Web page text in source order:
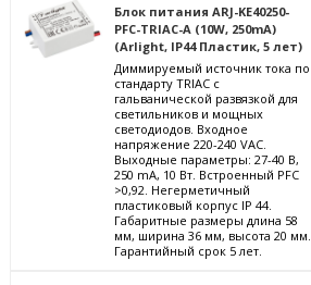
Блок питания ARJ-KE40250-
PFC-TRIAC-A (10W, 250mA)
(Arlight, IP44 Пластик, 5 лет)
Диммируемый источник тока по
стандарту TRIAC с
гальванической развязкой для
светильников и мощных
светодиодов. Входное
напряжение 220-240 VAC.
Выходные параметры: 27-40 В,
250 mА, 10 Вт. Встроенный PFC
>0,92. Негерметичный
пластиковый корпус IP 44.
Габаритные размеры длина 58
мм, ширина 36 мм, высота 20 мм.
Гарантийный срок 5 лет.